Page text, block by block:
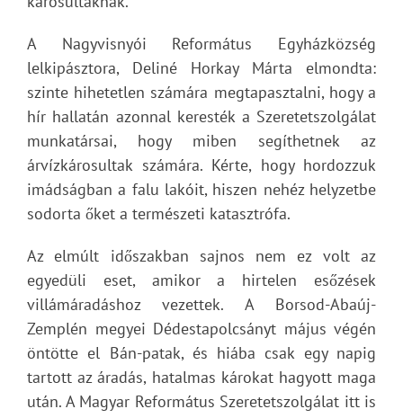
A Nagyvisnyói Református Egyházközség
lelkipásztora, Deliné Horkay Márta elmondta:
szinte hihetetlen számára megtapasztalni, hogy a
hír hallatán azonnal keresték a Szeretetszolgálat
munkatársai, hogy miben segíthetnek az
árvízkárosultak számára. Kérte, hogy hordozzuk
imádságban a falu lakóit, hiszen nehéz helyzetbe
sodorta őket a természeti katasztrófa.
Az elmúlt időszakban sajnos nem ez volt az
egyedüli eset, amikor a hirtelen esőzések
villámáradáshoz vezettek. A Borsod-Abaúj-
Zemplén megyei Dédestapolcsányt május végén
öntötte el Bán-patak, és hiába csak egy napig
tartott az áradás, hatalmas károkat hagyott maga
után. A Magyar Református Szeretetszolgálat itt is